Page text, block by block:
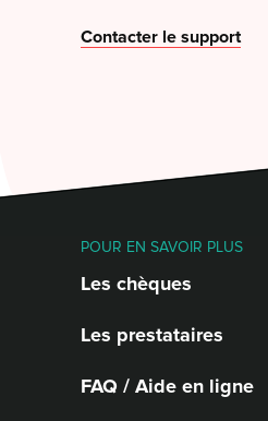
Contacter le support
POUR EN SAVOIR PLUS
Les chèques
Les prestataires
FAQ / Aide en ligne